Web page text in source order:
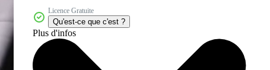
Licence Gratuite
Qu'est-ce que c'est ?
Plus d'infos